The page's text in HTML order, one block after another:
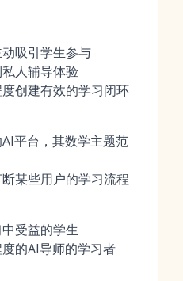
吸引学生参与
人辅导体验
创建有效的学习闭环
平台，其数学主题范
某些用户的学习流程
受益的学生
的AI导师的学习者